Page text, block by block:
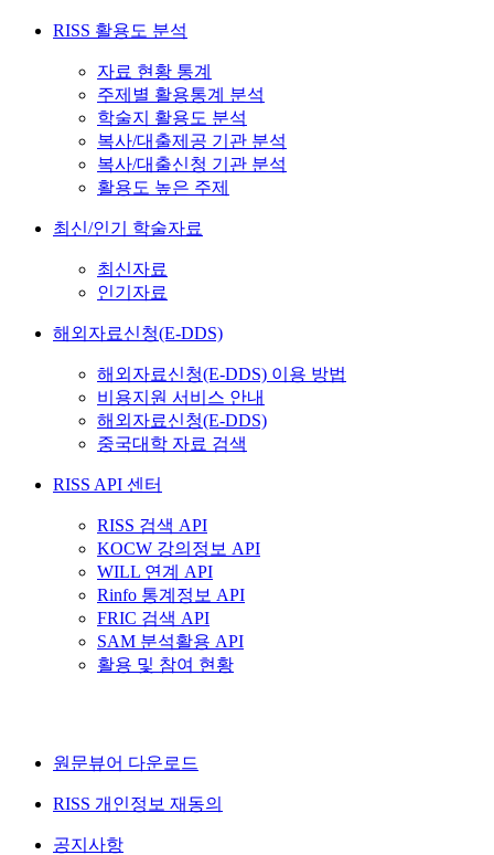
RISS 활용도 분석
자료 현황 통계
주제별 활용통계 분석
학술지 활용도 분석
복사/대출제공 기관 분석
복사/대출신청 기관 분석
활용도 높은 주제
최신/인기 학술자료
최신자료
인기자료
해외자료신청(E-DDS)
해외자료신청(E-DDS) 이용 방법
비용지원 서비스 안내
해외자료신청(E-DDS)
중국대학 자료 검색
RISS API 센터
RISS 검색 API
KOCW 강의정보 API
WILL 연계 API
Rinfo 통계정보 API
FRIC 검색 API
SAM 분석활용 API
활용 및 참여 현황
원문뷰어 다운로드
RISS 개인정보 재동의
공지사항